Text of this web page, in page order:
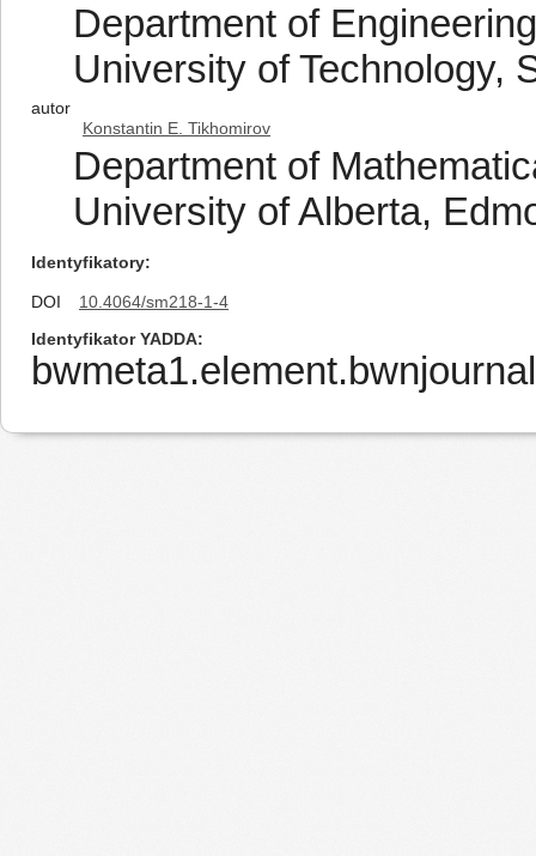
Department of
University of Technology,
autor
Konstantin E. Tikhomirov
Department of
University of Alberta,
Identyfikatory
DOI
10.4064/sm218-1-4
Identyfikator YADDA